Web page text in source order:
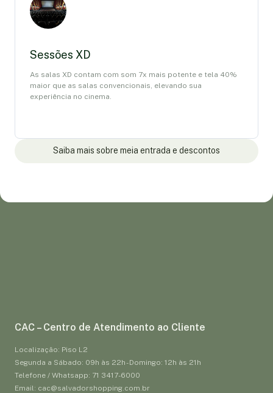
Sessões XD
As salas XD contam com som 7x mais potente e tela 40%
maior que as salas convencionais, elevando sua
experiência no cinema.
Saiba mais sobre meia entrada e descontos
CAC – Centro de Atendimento ao Cliente
Localização: Piso L2
Segunda a Sábado: 09h às 22h - Domingo: 12h às 21h
Telefone / Whatsapp: 71 3417-6000
Email: cac@salvadorshopping.com.br